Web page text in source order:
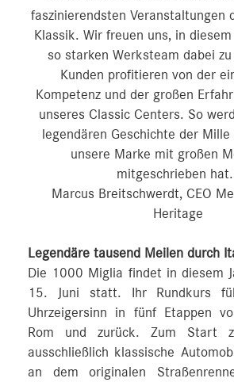
faszinierendsten Veranstaltungen
Klassik. Wir freuen uns, in
so starken Werksteam dabei
Kunden profitieren von der
Kompetenz und der großen
unseres Classic Centers. So
legendären Geschichte der
unsere Marke mit großen
mitgeschrieben
Marcus Breitschwerdt, CEO
Heritage
Legendäre tausend Meilen durch
Die 1000 Miglia findet in diesem
15. Juni statt. Ihr Rundkurs
Uhrzeigersinn in fünf Etappen
Rom und zurück. Zum Start
ausschließlich klassische
an dem originalen